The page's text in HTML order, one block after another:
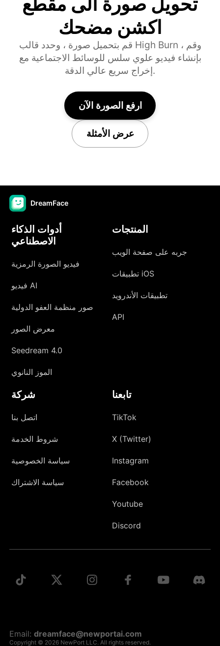
اكشن مضحك
قم بتحميل صورة ، وحدد قالب High Burn ، وقم
بإنشاء فيديو علوي سلس للوسائط الاجتماعية مع
إخراج سريع عالي الدقة.
ارفع الصورة الآن
عرض الأمثلة
DreamFace
أدوات الذكاء
الاصطناعي
فيديو الصورة الرمزية
فيديو AI
صور منظمة العفو الدولية
معرض الصور
Seedream 4.0
الموز النانوي
المنتجات
جربه على صفحة الويب
تطبيقات iOS
تطبيقات الأندرويد
API
شركة
اتصل بنا
شروط الخدمة
سياسة الخصوصية
سياسة الاشتراك
تابعنا
TikTok
X (Twitter)
Instagram
Facebook
Youtube
Discord